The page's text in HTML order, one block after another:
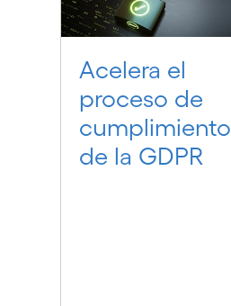
Acelera el
proceso de
cumplimiento
de la GDPR